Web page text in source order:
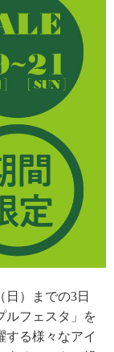
日）までの3日
ルフェスタ」を
する様々なアイ